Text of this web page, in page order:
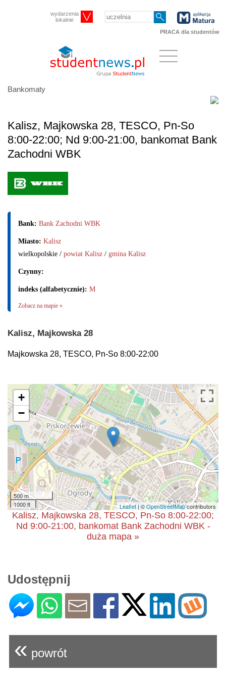
wydarzenia
lokalnie
PRACA dla studentów
Bankomaty
Kalisz, Majkowska 28, TESCO, Pn-So
8:00-22:00; Nd 9:00-21:00, bankomat Bank
Zachodni WBK
Bank: Bank Zachodni WBK
Miasto: Kalisz
wielkopolskie / powiat Kalisz / gmina Kalisz
Czynny:
indeks (alfabetycznie): M
Zobacz na mapie »
Kalisz, Majkowska 28
Majkowska 28, TESCO, Pn-So 8:00-22:00
+
−
500 m
1000 ft
Leaflet| ©OpenStreetMapcontributors
Kalisz, Majkowska 28, TESCO, Pn-So 8:00-22:00;
Nd 9:00-21:00, bankomat Bank Zachodni WBK -
duża mapa »
Udostępnij
« powrót